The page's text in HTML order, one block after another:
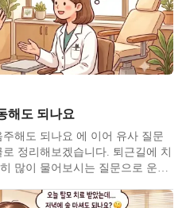
해도 되나요
해도 되나요 에 이어 유사 질문
정리해보겠습니다. 퇴근길에 치
많이 물어보시는 질문으로 운동
부터 말씀드리면 산책이나 가벼운